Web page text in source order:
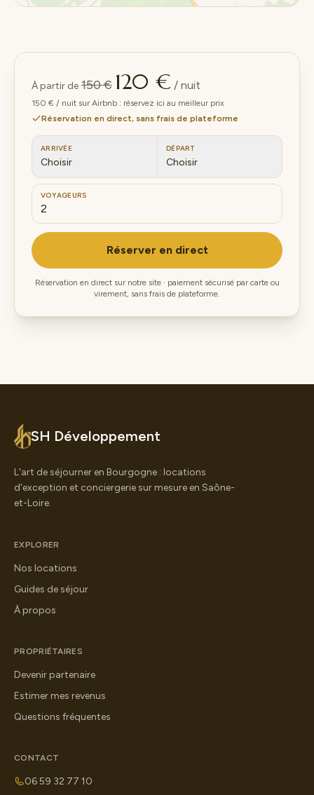
À partir de 150 € 120 € / nuit
150 € / nuit sur Airbnb : réservez ici au meilleur prix
Réservation en direct, sans frais de plateforme
ARRIVÉE
Choisir
DÉPART
Choisir
VOYAGEURS
Réserver en direct
Réservation en direct sur notre site · paiement sécurisé par carte ou
virement, sans frais de plateforme.
SH Développement
L'art de séjourner en Bourgogne : locations
d'exception et conciergerie sur mesure en Saône-
et-Loire.
EXPLORER
Nos locations
Guides de séjour
À propos
PROPRIÉTAIRES
Devenir partenaire
Estimer mes revenus
Questions fréquentes
CONTACT
06 59 32 77 10